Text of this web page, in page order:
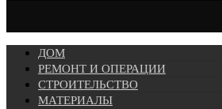
ДОМ
РЕМОНТ И ОПЕРАЦИИ
СТРОИТЕЛЬСТВО
МАТЕРИАЛЫ